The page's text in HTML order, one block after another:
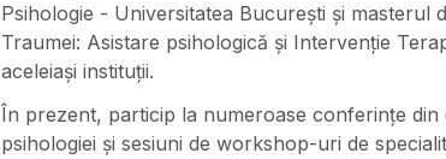
Psihologie - ​Universitatea București și masterul
Traumei: Asistare psihologică și ​Intervenție
aceleiași instituții.
În prezent, particip la numeroase conferințe din
psihologiei și sesiuni de ​workshop-uri de